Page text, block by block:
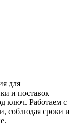
для
и поставок
ключ. Работаем с
соблюдая сроки и